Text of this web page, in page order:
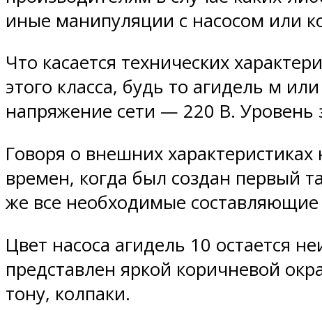
иные манипуляции с насосом или
Что касается технических
этого класса, будь то агидель м
напряжение сети — 220 В. Уровень
Говоря о внешних
времен, когда был создан первый
же все необходимые
Цвет насоса агидель 10 остается
представлен яркой коричневой
тону, колпаки.